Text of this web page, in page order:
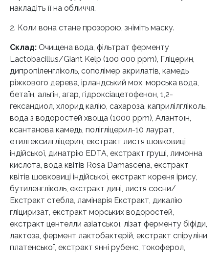
накладіть її на обличчя.
2. Коли вона стане прозорою, зніміть маску.
Склад: Очищена вода, фільтрат ферменту
Lactobacillus/Giant Kelp (100 000 ppm), Гліцерин,
дипропіленгліколь, сополімер акрилатів, камедь
ріжкового дерева, ірландський мох, морська вода,
бетаїн, альгін, агар, гідроксіацетофенон, 1,2-
гександиол, хлорид калію, сахароза, каприлілгліколь,
вода з водоростей хвоща (1000 ppm), Алантоїн,
ксантанова камедь, полігліцерил-10 лаурат,
етилгексилгліцерин, екстракт листя шовковиці
індійської, динатрію EDTA, екстракт груші, лимонна
кислота, вода квітів Rosa Damascena, екстракт
квітів шовковиці індійської, екстракт кореня ірису,
бутиленгліколь, екстракт дині, листя сосни/
Екстракт стебла, ламінарія Екстракт, дикалію
гліциризат, екстракт морських водоростей,
екстракт центелли азіатської, лізат ферменту біфіди,
лактоза, фермент лактобактерій, екстракт спіруліни
платенської, екстракт янні рубенс, токоферол,